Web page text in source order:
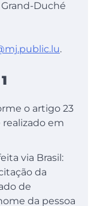
Duché
.
o artigo 23
realizado em
via Brasil:
da
de
da pessoa